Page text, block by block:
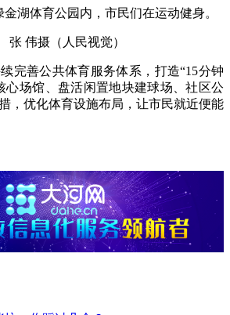
体育公园内，市民们在运动健身。
伟摄（人民视觉）
善公共体育服务体系，打造“15分钟
心场馆、盘活闲置地块建球场、社区公
，优化体育设施布局，让市民就近便能